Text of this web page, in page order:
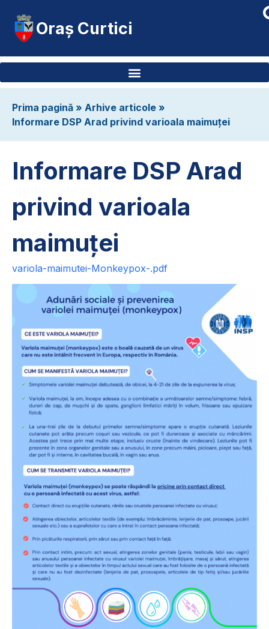
Oraș Curtici
Prima pagină » Arhive articole »
Informare DSP Arad privind varioala maimuței
Informare DSP Arad
privind varioala
maimuței
variola-maimutei-Monkeypox-.pdf